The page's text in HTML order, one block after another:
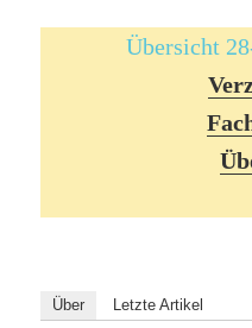
Übersicht
Über Letzte Artikel